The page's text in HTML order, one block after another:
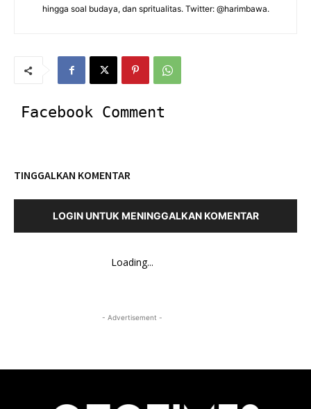
hingga soal budaya, dan spritualitas. Twitter: @harimbawa.
Facebook Comment
TINGGALKAN KOMENTAR
LOGIN UNTUK MENINGGALKAN KOMENTAR
Loading...
- Advertisement -